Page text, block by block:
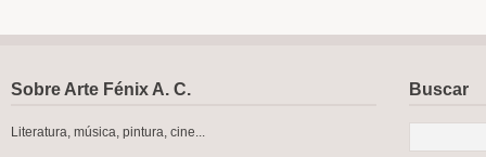
Sobre Arte Fénix A. C.
Literatura, música, pintura, cine...
Buscar